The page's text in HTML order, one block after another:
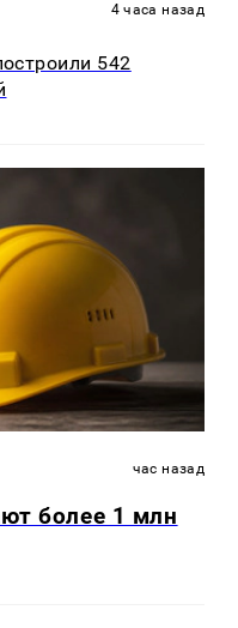
4 часа назад
542
час назад
более 1 млн